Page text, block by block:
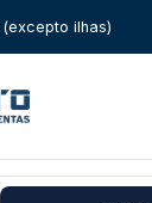
(excepto ilhas)
Agrafador
imediato